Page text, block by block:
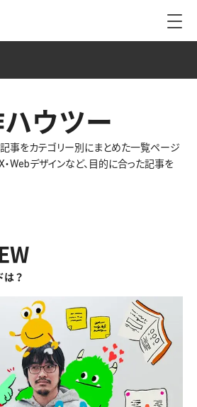
ウツー
事をカテゴリー別にまとめた一覧ページ
・Webデザインなど、目的に合った記事を
は？